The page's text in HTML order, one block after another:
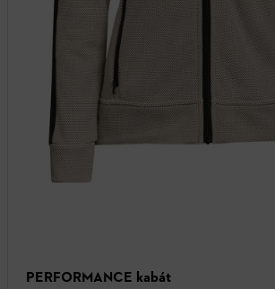
PERFORMANCE kabát